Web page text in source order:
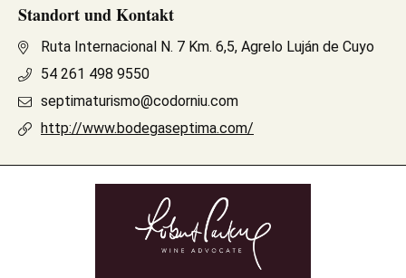
Standort und Kontakt
Ruta Internacional N. 7 Km. 6,5, Agrelo Luján de Cuyo
54 261 498 9550
septimaturismo@codorniu.com
http://www.bodegaseptima.com/